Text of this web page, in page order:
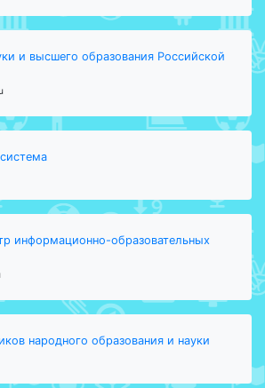
и высшего образования Российской
информационно-образовательных
народного образования и науки